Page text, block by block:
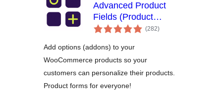
Advanced Product
Fields (Product
Addons) for
(282αξιολογήσεις
σύνολο
)
Add options (addons) to your
WooCommerce products so your
customers can personalize their products.
Product forms for everyone!